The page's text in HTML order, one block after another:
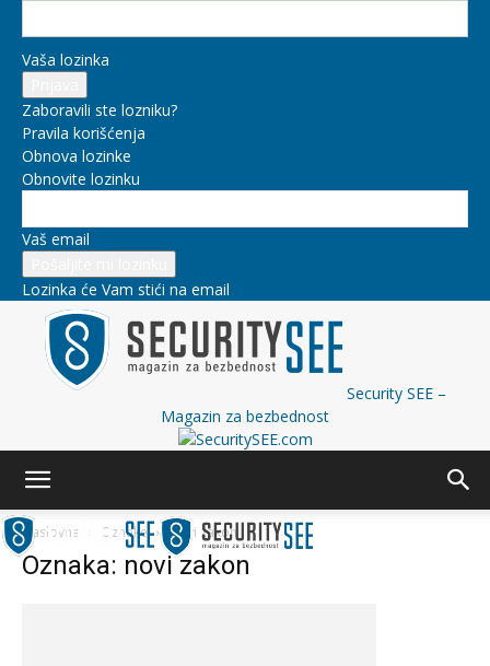
Vaša lozinka
Zaboravili ste lozniku?
Pravila korišćenja
Obnova lozinke
Obnovite lozinku
Vaš email
Lozinka će Vam stići na email
Security SEE –
Magazin za bezbednost
Naslovna Oznake Novi zakon
Oznaka: novi zakon